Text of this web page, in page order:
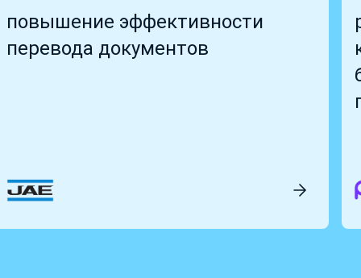
повышение эффективности
перевода документов